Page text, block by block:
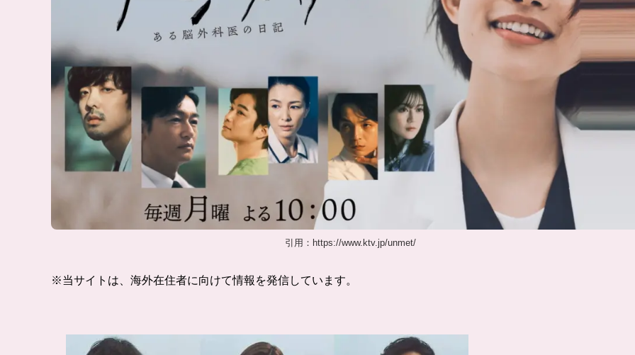
引用：https://www.ktv.jp/unmet/
※当サイトは、海外在住者に向けて情報を発信しています。